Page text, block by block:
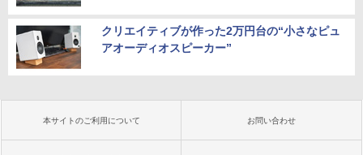
クリエイティブが作った2万円台の“小さなピュ
アオーディオスピーカー”
本サイトのご利用について お問い合わせ